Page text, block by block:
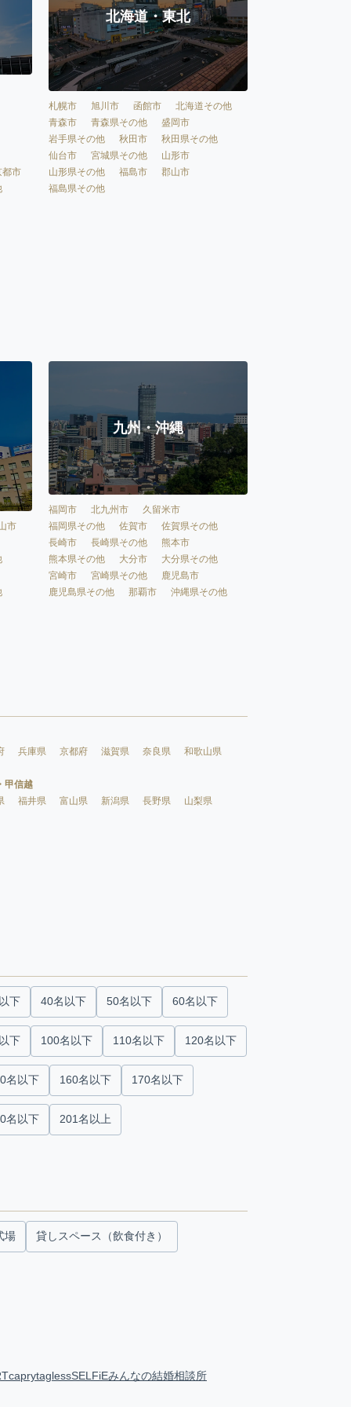
都市
北海道・東北
札幌市 旭川市 函館市
北海道その他
青森市
青森県その他
盛岡市
岩手県その他
秋田市
秋田県その他
仙台市
宮城県その他
山形市
山形県その他
福島市
郡山市
福島県その他
市
九州・沖縄
福岡市 北九州市
久留米市
福岡県その他
佐賀市
佐賀県その他
長崎市
長崎県その他
熊本市
熊本県その他
大分市
大分県その他
宮崎市
宮崎県その他
鹿児島市
鹿児島県その他
那覇市 沖縄県その他
兵庫県 京都府 滋賀県 奈良県 和歌山県
甲信越
福井県 富山県 新潟県 長野県 山梨県
下 40名以下 50名以下 60名以下
下 100名以下 110名以下 120名以下
名以下 160名以下 170名以下
名以下 201名以上
場 貸しスペース（飲食付き）
caprytaglessSELFiEみんなの結婚相談所